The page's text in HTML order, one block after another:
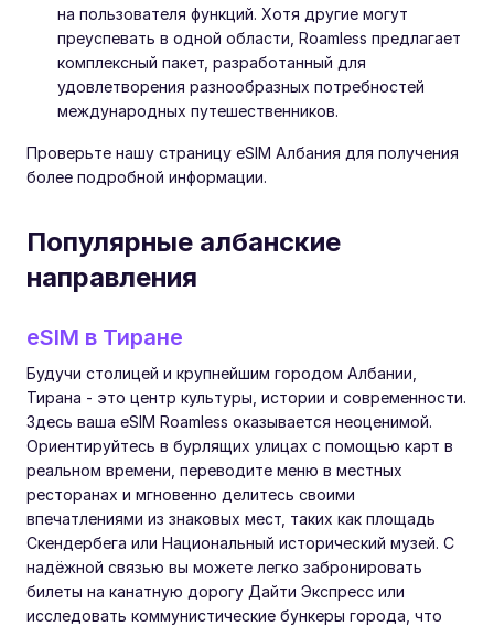
на пользователя функций. Хотя другие могут
преуспевать в одной области, Roamless предлагает
комплексный пакет, разработанный для
удовлетворения разнообразных потребностей
международных путешественников.
Проверьте нашу страницу eSIM Албания для получения
более подробной информации.
Популярные албанские
направления
eSIM в Тиране
Будучи столицей и крупнейшим городом Албании,
Тирана - это центр культуры, истории и современности.
Здесь ваша eSIM Roamless оказывается неоценимой.
Ориентируйтесь в бурлящих улицах с помощью карт в
реальном времени, переводите меню в местных
ресторанах и мгновенно делитесь своими
впечатлениями из знаковых мест, таких как площадь
Скендербега или Национальный исторический музей. С
надёжной связью вы можете легко забронировать
билеты на канатную дорогу Дайти Экспресс или
исследовать коммунистические бункеры города, что